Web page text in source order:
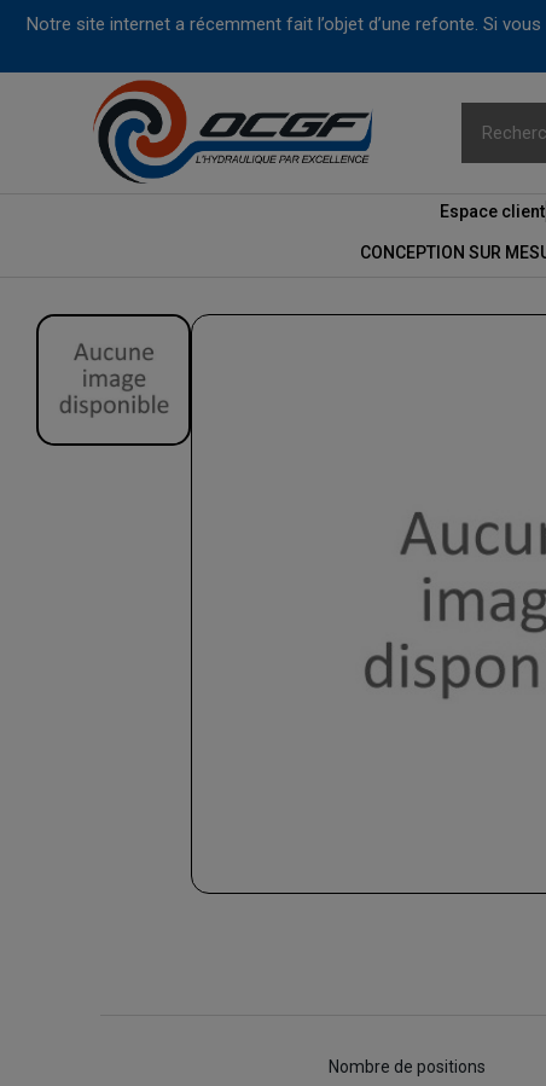
Notre site internet a récemment fait l’objet d’une refonte. Si
Espace client
CONCEPTION SUR
Nombre de positions